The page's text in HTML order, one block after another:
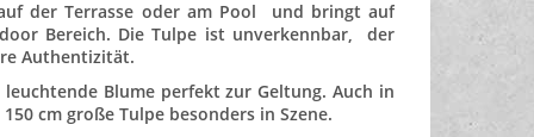
der Terrasse oder am Pool und bringt auf
Bereich. Die Tulpe ist unverkennbar, der
Authentizität.
Blume perfekt zur Geltung. Auch in
cm große Tulpe besonders in Szene.